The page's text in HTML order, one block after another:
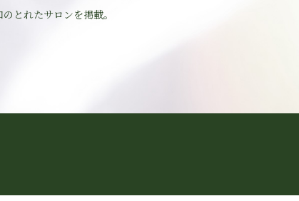
とれたサロンを掲載。